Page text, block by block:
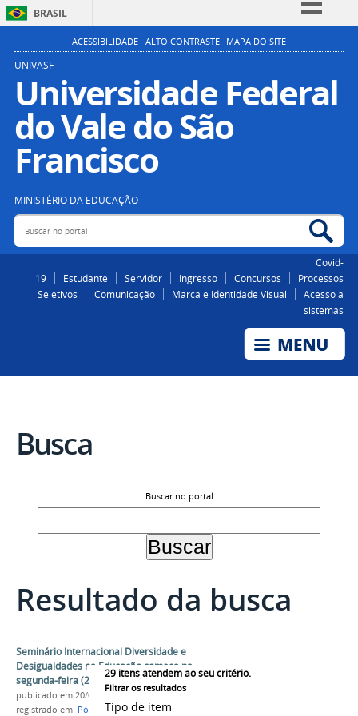
BRASIL
Simplifique!
Participe
Acesso à informação
Legislação
ACESSIBILIDADE ALTO CONTRASTE MAPA DO SITE
UNIVASF
Universidade Federal
do Vale do São
Francisco
MINISTÉRIO DA EDUCAÇÃO
Buscar no portal
Covid-
19
Estudante Servidor Ingresso Concursos
Processos
Seletivos
Comunicação Marca e Identidade Visual
Acesso a
sistemas
Busca
Buscar no portal
Resultado da busca
29 itens atendem ao seu critério.
Filtrar os resultados
Tipo de item
Seminário Internacional Diversidade e
Desigualdades na Educação começa na
segunda-feira (23)
publicado em 20/08/2021
registrado em: Pós-Graduação, Pesquisa